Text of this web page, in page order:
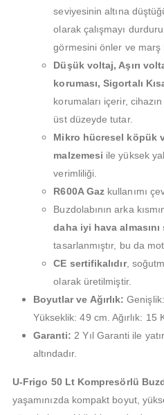
seviyesinin altına
olarak çalışmayı
görmesini önler ve
Düşük voltaj, Aşırı
koruması, Sigortalı
korumaları içerir,
üst düzeyde tutar.
Mikro hücresel köpük
malzemesi ile yüksek
verimliliği.
R600A Gaz kullanımı
Buzdolabının arka
daha iyi hava
tasarlanmıştır, bu da
CE sertifikalıdır,
olarak üretilmiştir.
Boyutlar ve Ağırlık:
Yükseklik: 49 cm. Ağırlık: 15
Garanti: 2 Yıl Garanti ile
altındadır.
U-Frigo 50 Lt Kompresörlü
yaşamınızda kompakt boyut,